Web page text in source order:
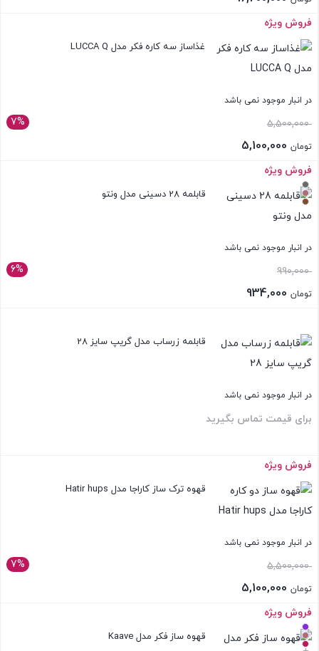
بستن
فروش ویژه
غذاساز سه کاره فکر مدل LUCCA Q
در انبار موجود نمی باشد
7% 5,500,000
قیمت
اصلی:
تومان
قیمت
فعلی:
تومان 5,100,000.
بستن
فروش ویژه
قابلمه 28 دسینی مدل ونتو
در انبار موجود نمی باشد
6% 990,000
تومان
قابلمه زرساب مدل گریپ سایز 28
در انبار موجود نمی باشد
برای قیمت تماس بگیرید
بستن
فروش ویژه
قهوه ترک ساز کاراجا مدل Hatir hups
در انبار موجود نمی باشد
7% 5,500,000
قیمت
اصلی:
تومان
قیمت
فعلی:
بستن
فروش ویژه
قهوه ساز فکر مدل Kaave